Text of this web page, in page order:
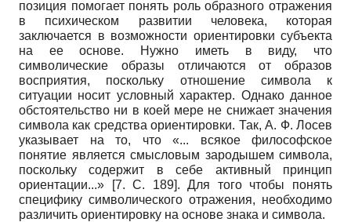
позиция помогает понять роль образного отражения
в психическом развитии человека, которая
заключается в возможности ориентировки субъекта
на ее основе. Нужно иметь в виду, что
символические образы отличаются от образов
восприятия, поскольку отношение символа к
ситуации носит условный характер. Однако данное
обстоятельство ни в коей мере не снижает значения
символа как средства ориентировки. Так, А. Ф. Лосев
указывает на то, что «... всякое философское
понятие является смысловым зародышем символа,
поскольку содержит в себе активный принцип
ориентации...» [7. С. 189]. Для того чтобы понять
специфику символического отражения, необходимо
различить ориентировку на основе знака и символа.